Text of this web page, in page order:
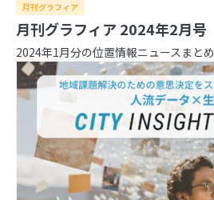
月刊グラフィア
月刊グラフィア 2024年2月号
2024年1月分の位置情報ニュースまとめ